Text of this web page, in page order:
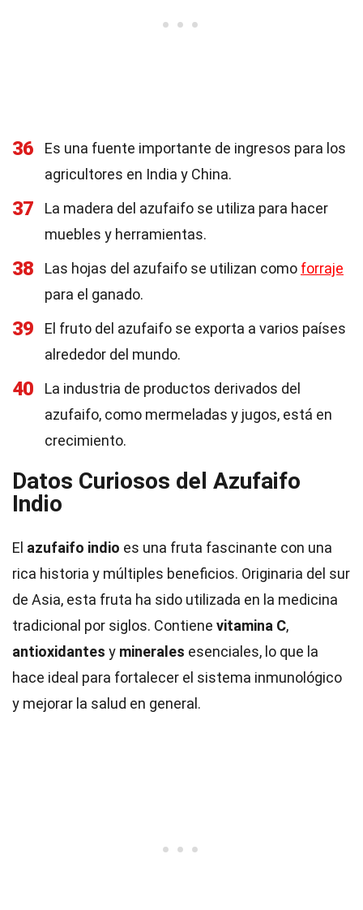
36
Es una fuente importante de ingresos para los
agricultores en India y China.
37
La madera del azufaifo se utiliza para hacer
muebles y herramientas.
38 Las hojas del azufaifo se utilizan como forraje
para el ganado.
39
El fruto del azufaifo se exporta a varios países
alrededor del mundo.
40
La industria de productos derivados del
azufaifo, como mermeladas y jugos, está en
crecimiento.
Datos Curiosos del Azufaifo
Indio
El azufaifo indio es una fruta fascinante con una
rica historia y múltiples beneficios. Originaria del sur
de Asia, esta fruta ha sido utilizada en la medicina
tradicional por siglos. Contiene vitamina C,
antioxidantes y minerales esenciales, lo que la
hace ideal para fortalecer el sistema inmunológico
y mejorar la salud en general.